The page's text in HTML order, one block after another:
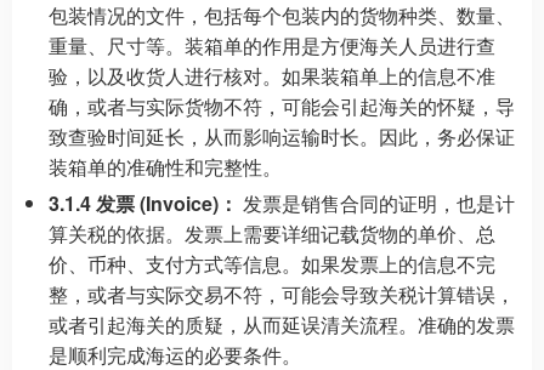
包装情况的文件，包括每个包装内的货物种类、数量、
重量、尺寸等。装箱单的作用是方便海关人员进行查
验，以及收货人进行核对。如果装箱单上的信息不准
确，或者与实际货物不符，可能会引起海关的怀疑，导
致查验时间延长，从而影响运输时长。因此，务必保证
装箱单的准确性和完整性。
3.1.4 发票 (Invoice)： 发票是销售合同的证明，也是计
算关税的依据。发票上需要详细记载货物的单价、总
价、币种、支付方式等信息。如果发票上的信息不完
整，或者与实际交易不符，可能会导致关税计算错误，
或者引起海关的质疑，从而延误清关流程。准确的发票
是顺利完成海运的必要条件。